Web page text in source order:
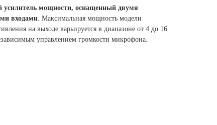
усилитель мощности, оснащенный двумя
входами. Максимальная мощность модели
на выходе варьируется в диапазоне от 4 до 16
управлением громкости микрофона.